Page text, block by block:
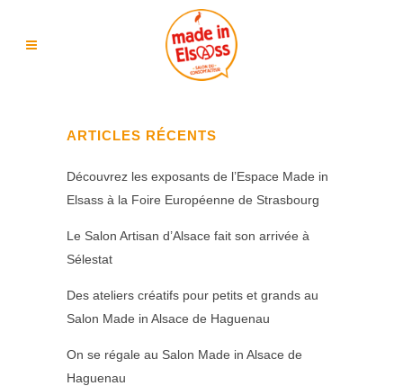
ARTICLES RÉCENTS
Découvrez les exposants de l’Espace Made in
Elsass à la Foire Européenne de Strasbourg
Le Salon Artisan d’Alsace fait son arrivée à
Sélestat
Des ateliers créatifs pour petits et grands au
Salon Made in Alsace de Haguenau
On se régale au Salon Made in Alsace de
Haguenau